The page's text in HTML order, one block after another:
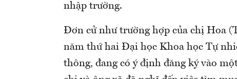
nhập trường.
Đơn cử như trường hợp của chị Hoa
năm thứ hai Đại học Khoa học Tự
thông, đang có ý định đăng ký vào